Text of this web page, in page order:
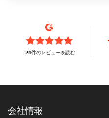
153件のレビューを読む
会社情報